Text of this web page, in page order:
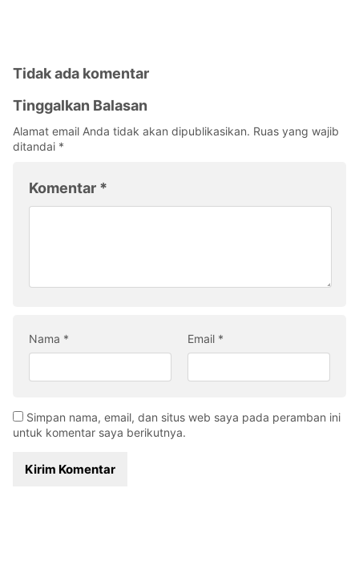
Tidak ada komentar
Tinggalkan Balasan
Alamat email Anda tidak akan dipublikasikan. Ruas yang wajib
ditandai *
Komentar *
Nama * Email *
Simpan nama, email, dan situs web saya pada peramban ini
untuk komentar saya berikutnya.